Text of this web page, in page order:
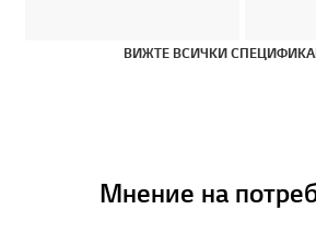
ВИЖТЕ ВСИЧКИ
Мнение на